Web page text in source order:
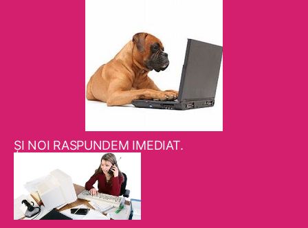
ŞI NOI RASPUNDEM IMEDIAT.